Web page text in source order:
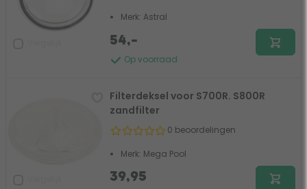
Merk: Astral
Op voorraad
54,-
Filterdeksel voor S700R. S800R
zandfilter
0 beoordelingen
Merk: Mega Pool
39,95